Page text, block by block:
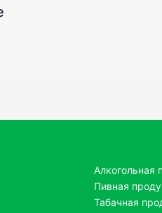
Алкогольная
Пивная
Табачная